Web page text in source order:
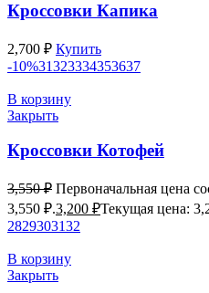
Кроссовки Капика
2,700 ₽ Купить
-10%31323334353637
В корзину
Закрыть
Кроссовки Котофей
3,550₽ Первоначальная цена
3,550 ₽.3,200 ₽Текущая цена:
2829303132
В корзину
Закрыть